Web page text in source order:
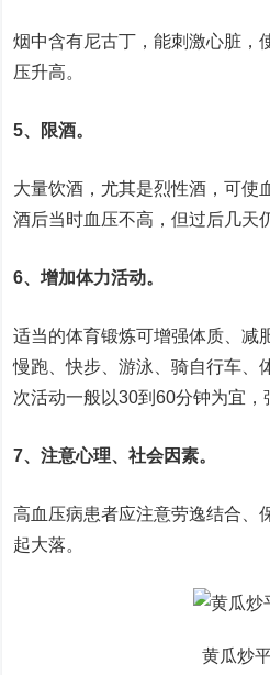
烟中含有尼古丁，能刺激心脏，
压升高。
5、限酒。
大量饮酒，尤其是烈性酒，可使
酒后当时血压不高，但过后几天
6、增加体力活动。
适当的体育锻炼可增强体质、减
慢跑、快步、游泳、骑自行车、
次活动一般以30到60分钟为宜，
7、注意心理、社会因素。
高血压病患者应注意劳逸结合、
起大落。
黄瓜炒